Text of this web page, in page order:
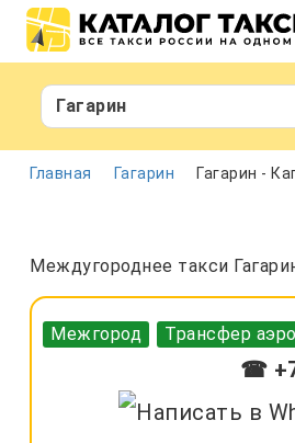
Гагарин
Главная Гагарин Гагарин -
Междугороднее такси
Межгород Трансфер
☎